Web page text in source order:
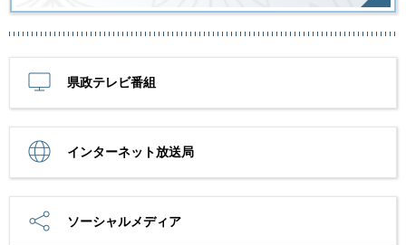
県政テレビ番組
インターネット放送局
ソーシャルメディア